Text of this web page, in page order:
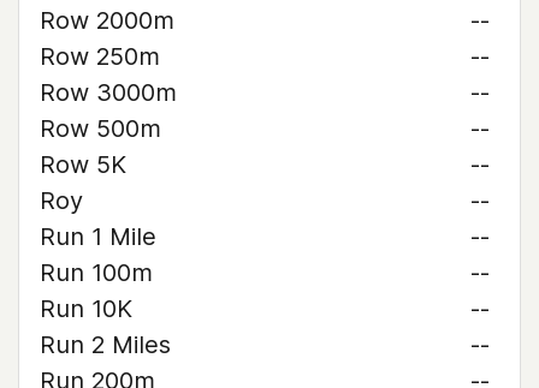
Row 2000m
--
Row 250m
--
Row 3000m
--
Row 500m
--
Row 5K
--
Roy
--
Run 1 Mile
--
Run 100m
--
Run 10K
--
Run 2 Miles
--
Run 200m
--